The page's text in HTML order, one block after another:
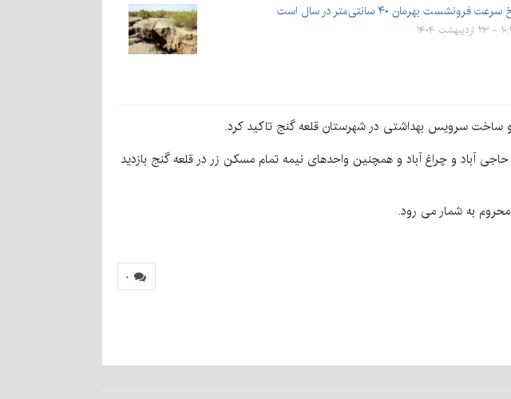
فرونشست بهرمان ۴۰ سانتی‌متر در سال است
۱۴۰۴
سرویس بهداشتی در شهرستان قلعه گنج تاکید کرد.
آباد و چراغ آباد و همچنین واحدهای نیمه تمام مسکن زر در قلعه گنج بازدید
۰